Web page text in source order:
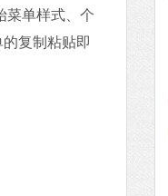
单样式、个
复制粘贴即
大小：5.15 MB
语言：简体中文